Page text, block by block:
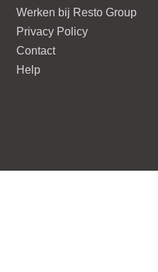
Werken bij Resto Group
Privacy Policy
Contact
Help